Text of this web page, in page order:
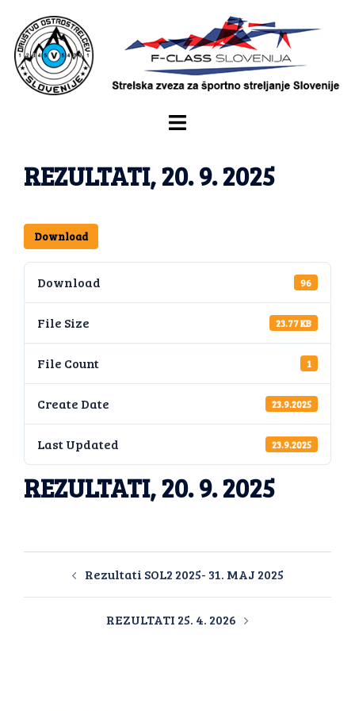
REZULTATI, 20. 9. 2025
Download
Download 96
File Size 23.77 KB
File Count 1
Create Date 23.9.2025
Last Updated 23.9.2025
REZULTATI, 20. 9. 2025
Rezultati SOL2 2025- 31. MAJ 2025
REZULTATI 25. 4. 2026